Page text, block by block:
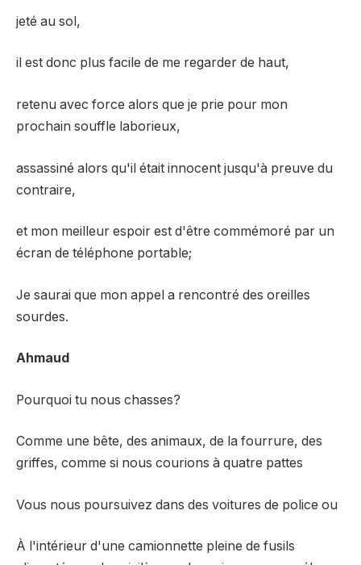
jeté au sol,
il est donc plus facile de me regarder de haut,
retenu avec force alors que je prie pour mon
prochain souffle laborieux,
assassiné alors qu'il était innocent jusqu'à preuve du
contraire,
et mon meilleur espoir est d'être commémoré par un
écran de téléphone portable;
Je saurai que mon appel a rencontré des oreilles
sourdes.
Ahmaud
Pourquoi tu nous chasses?
Comme une bête, des animaux, de la fourrure, des
griffes, comme si nous courions à quatre pattes
Vous nous poursuivez dans des voitures de police ou
À l'intérieur d'une camionnette pleine de fusils